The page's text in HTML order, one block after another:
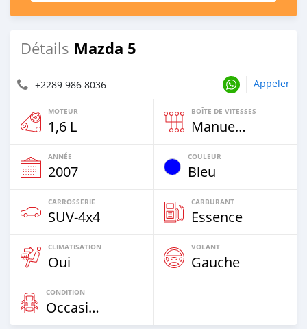
Détails Mazda 5
+2289 986 8036 Appeler
MOTEUR
1,6 L
BOÎTE DE VITESSES
Manuelle
ANNÉE
2007
COULEUR
Bleu
CARROSSERIE
SUV‒4x4
CARBURANT
Essence
CLIMATISATION
Oui
VOLANT
Gauche
CONDITION
Occasion